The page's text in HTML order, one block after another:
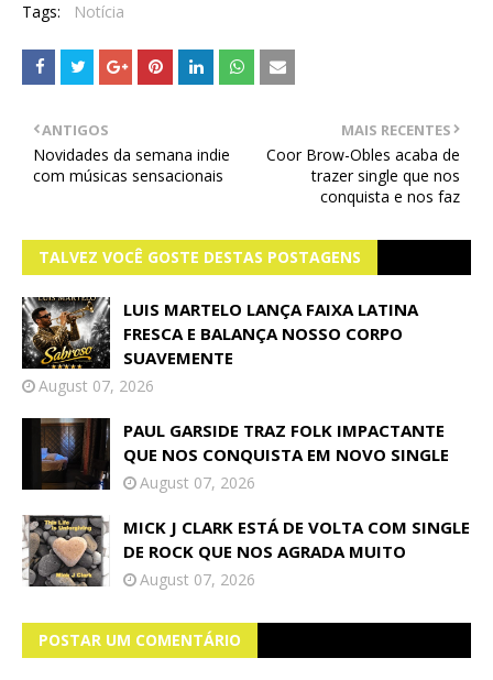
Tags: Notícia
MAIS RECENTES
Coor Brow-Obles acaba de
trazer single que nos
conquista e nos faz
ANTIGOS
Novidades da semana indie
com músicas sensacionais
TALVEZ VOCÊ GOSTE DESTAS POSTAGENS
LUIS MARTELO LANÇA FAIXA LATINA
FRESCA E BALANÇA NOSSO CORPO
SUAVEMENTE
August 07, 2026
PAUL GARSIDE TRAZ FOLK IMPACTANTE
QUE NOS CONQUISTA EM NOVO SINGLE
August 07, 2026
MICK J CLARK ESTÁ DE VOLTA COM SINGLE
DE ROCK QUE NOS AGRADA MUITO
August 07, 2026
POSTAR UM COMENTÁRIO